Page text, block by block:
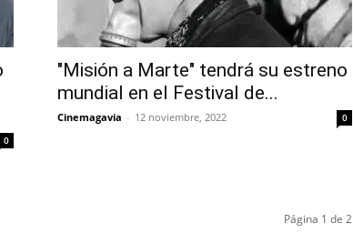
0
"Misión a Marte" tendrá su estreno
mundial en el Festival de...
Cinemagavia - 12 noviembre, 2022 0
Página 1 de 2